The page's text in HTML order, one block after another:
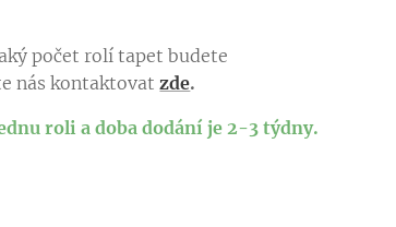
počet rolí tapet budete
nás kontaktovatzde.
roli a doba dodání je 2-3 týdny.